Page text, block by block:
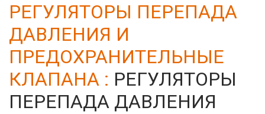
РЕГУЛЯТОРЫ ПЕРЕПАДА
ДАВЛЕНИЯ И
ПРЕДОХРАНИТЕЛЬНЫЕ
КЛАПАНА : РЕГУЛЯТОРЫ
ПЕРЕПАДА ДАВЛЕНИЯ